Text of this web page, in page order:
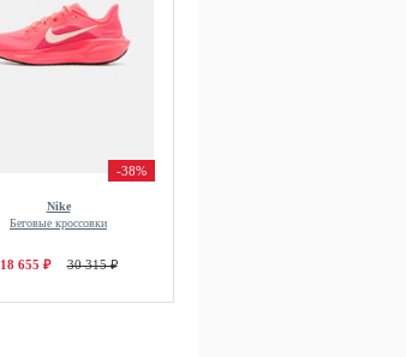
-38%
Nike
Беговые кроссовки
18 655 ₽ 30 315 ₽